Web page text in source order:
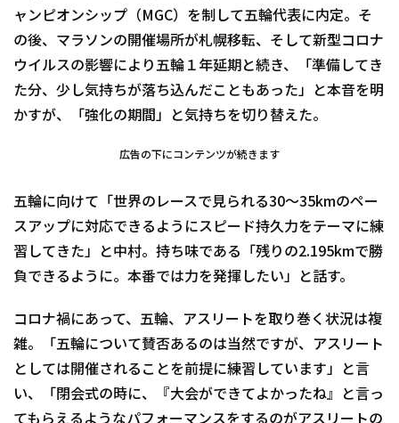
ャンピオンシップ（MGC）を制して五輪代表に内定。そ
の後、マラソンの開催場所が札幌移転、そして新型コロナ
ウイルスの影響により五輪１年延期と続き、「準備してき
た分、少し気持ちが落ち込んだこともあった」と本音を明
かすが、「強化の期間」と気持ちを切り替えた。
広告の下にコンテンツが続きます
五輪に向けて「世界のレースで見られる30～35kmのペー
スアップに対応できるようにスピード持久力をテーマに練
習してきた」と中村。持ち味である「残りの2.195kmで勝
負できるように。本番では力を発揮したい」と話す。
コロナ禍にあって、五輪、アスリートを取り巻く状況は複
雑。「五輪について賛否あるのは当然ですが、アスリート
としては開催されることを前提に練習しています」と言
い、「閉会式の時に、『大会ができてよかったね』と言っ
てもらえるようなパフォーマンスをするのがアスリートの